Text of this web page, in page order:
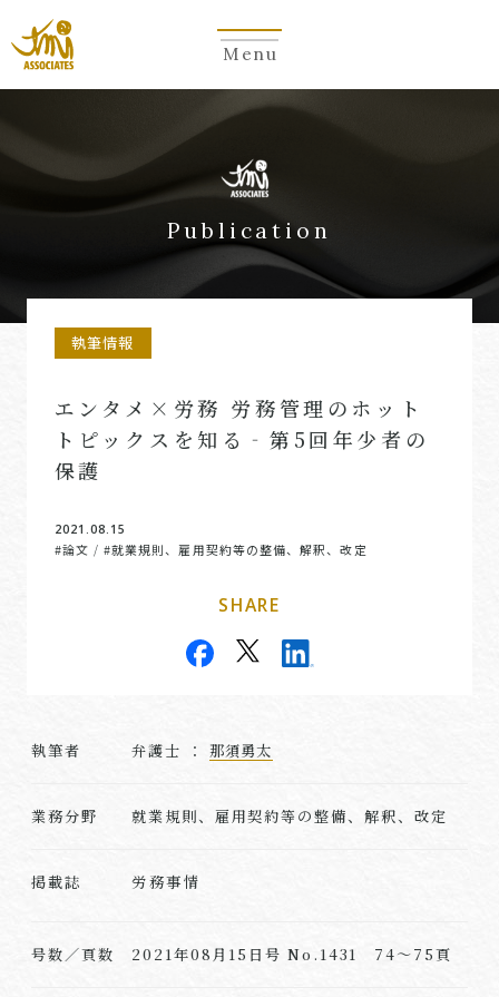
Menu
Publication
執筆情報
エンタメ×労務 労務管理のホット
トピックスを知る‐第5回年少者の
保護
2021.08.15
#論文 / #就業規則、雇用契約等の整備、解釈、改定
SHARE
執筆者 弁護士 ： 那須勇太
業務分野 就業規則、雇用契約等の整備、解釈、改定
掲載誌 労務事情
号数／頁数 2021年08月15日号 No.1431 74～75頁